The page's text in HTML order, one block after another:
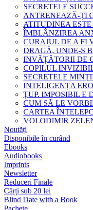
SECRETELE
ANTRENEAZĂ-ȚI
ATITUDINEA
ÎMBLÂNZIREA
CURAJUL DE A FI
DRAGĂ, UNDE-S
INVĂȚĂTORII DE
COPILUL
SECRETELE
INTELIGENȚA
ȚUP. IMPOSIBIL E
CUM SĂ LE
CARTEA
VOLODIMIR
Noutăți
Disponibile în curând
Ebooks
Audiobooks
Imprints
Newsletter
Reduceri Finale
Cărți sub 20 lei
Blind Date with a Book